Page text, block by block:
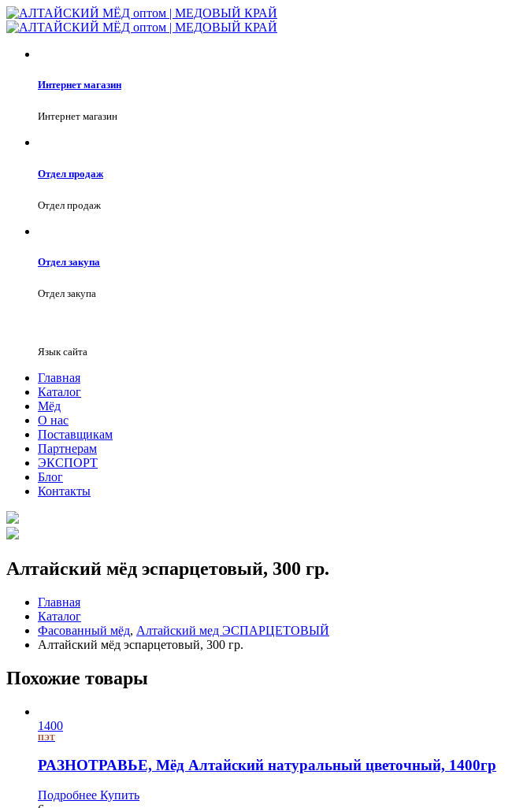
Интернет магазин
Интернет магазин
Отдел продаж
Отдел продаж
Отдел закупа
Отдел закупа
Язык сайта
Главная
Каталог
Мёд
О нас
Поставщикам
Партнерам
ЭКСПОРТ
Блог
Контакты
Алтайский мёд эспарцетовый, 300 гр.
Главная
Каталог
Фасованный мёд, Алтайский мед ЭСПАРЦЕТОВЫЙ
Алтайский мёд эспарцетовый, 300 гр.
Похожие товары
1400
ПЭТ
РАЗНОТРАВЬЕ, Мёд Алтайский натуральный цветочный, 1400гр
Подробнее Купить